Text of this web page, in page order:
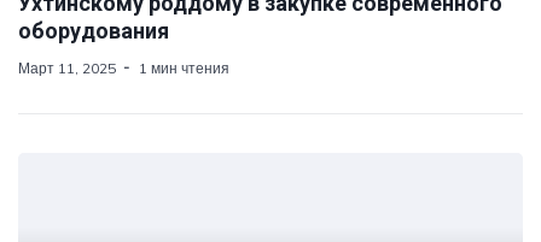
оборудования
Март 11, 2025 1 мин чтения